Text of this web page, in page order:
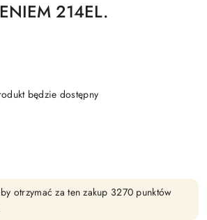
214EL.
będzie dostępny
otrzymać za ten zakup 3270 punktów